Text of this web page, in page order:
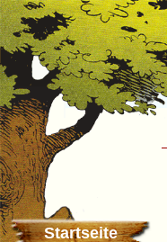
Startseite